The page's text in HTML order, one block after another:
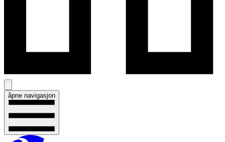
åpne navigasjon